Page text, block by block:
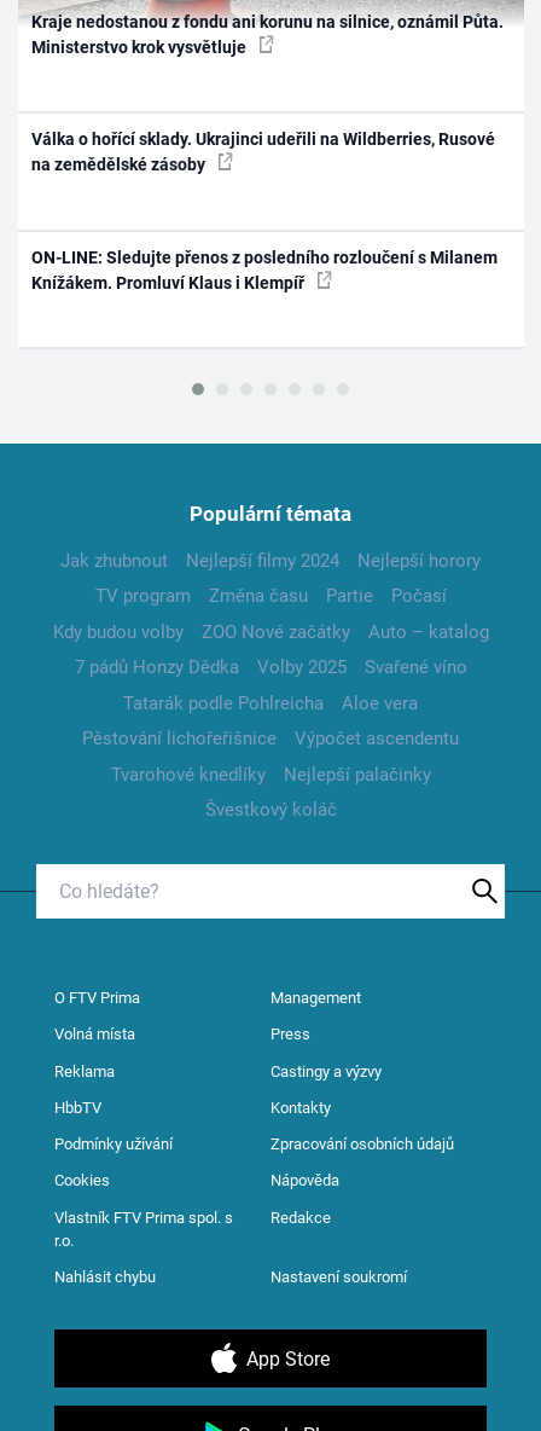
Kraje nedostanou z fondu ani korunu na silnice, oznámil Půta.
Ministerstvo krok vysvětluje
Válka o hořící sklady. Ukrajinci udeřili na Wildberries, Rusové
na zemědělské zásoby
ON-LINE: Sledujte přenos z posledního rozloučení s Milanem
Knížákem. Promluví Klaus i Klempíř
Populární témata
Jak zhubnout Nejlepší filmy 2024
Nejlepší horory
TV program
Změna času Partie
Počasí
Kdy budou volby
ZOO Nové začátky
Auto – katalog
7 pádů Honzy Dědka
Volby 2025
Svařené víno
Tatarák podle Pohlreicha
Aloe vera
Pěstování lichořeřišnice
Výpočet ascendentu
Tvarohové knedlíky
Nejlepší palačinky
Švestkový koláč
O FTV Prima Management
Volná místa Press
Reklama Castingy a výzvy
HbbTV Kontakty
Podmínky užívání Zpracování osobních údajů
Cookies Nápověda
Vlastník FTV Prima spol. s
r.o.
Redakce
Nahlásit chybu Nastavení soukromí
App Store